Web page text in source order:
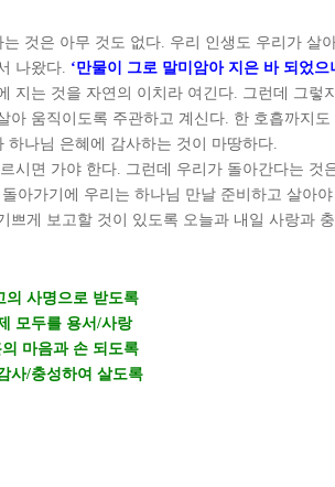
것은 아무 것도 없다. 우리 인생도 우리가 살
나왔다. ‘만물이 그로 말미암아 지은 바 되었
지는 것을 자연의 이치라 여긴다. 그런데 그렇
아 움직이도록 주관하고 계신다. 한 호흡까지
하나님 은혜에 감사하는 것이 마땅하다.
시면 가야 한다. 그런데 우리가 돌아간다는 것
돌아가기에 우리는 하나님 만날 준비하고 살아
게 보고할 것이 있도록 오늘과 내일 사랑과
의 사명으로 받도록
모두를 용서 /사랑
마음과 손 되도록
사/충성하여 살도록